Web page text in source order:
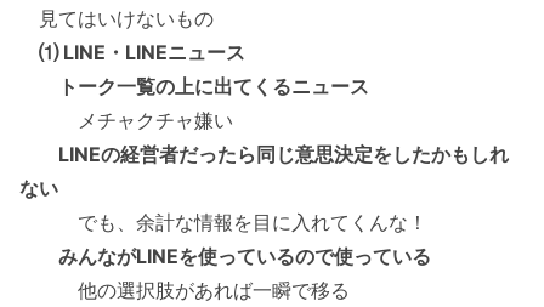
見てはいけないもの
⑴ LINE・LINEニュース
トーク一覧の上に出てくるニュース
メチャクチャ嫌い
LINEの経営者だったら同じ意思決定をしたかもしれ
ない
でも、余計な情報を目に入れてくんな！
みんながLINEを使っているので使っている
他の選択肢があれば一瞬で移る